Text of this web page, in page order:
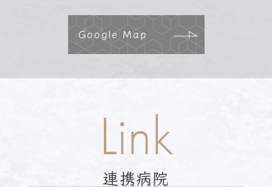
Google Map
Link
連携病院